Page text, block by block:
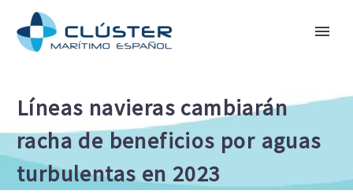
Líneas navieras cambiarán
racha de beneficios por aguas
turbulentas en 2023